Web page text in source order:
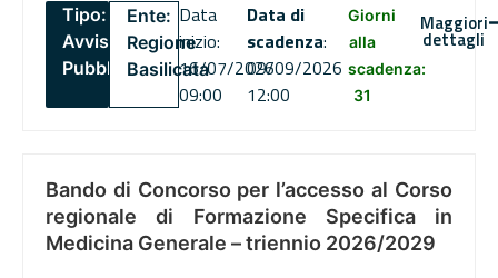
Tipo:
Avviso
Pubblico
Ente:
Regione
Basilicata
Data
inizio:
16/07/2026
09:00
Data di
scadenza:
09/09/2026
12:00
Giorni
alla
scadenza:
31
Maggiori
dettagli
Bando di Concorso per l’accesso al Corso
regionale di Formazione Specifica in
Medicina Generale – triennio 2026/2029